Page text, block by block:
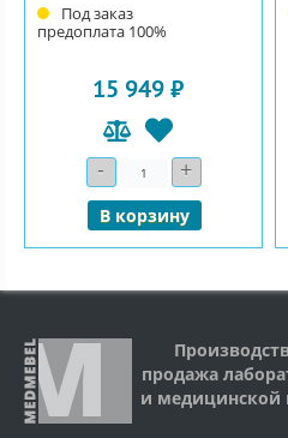
Под заказ
предоплата 100%
15 949 ₽
- Количество+
В корзину
продажа
и медицинской